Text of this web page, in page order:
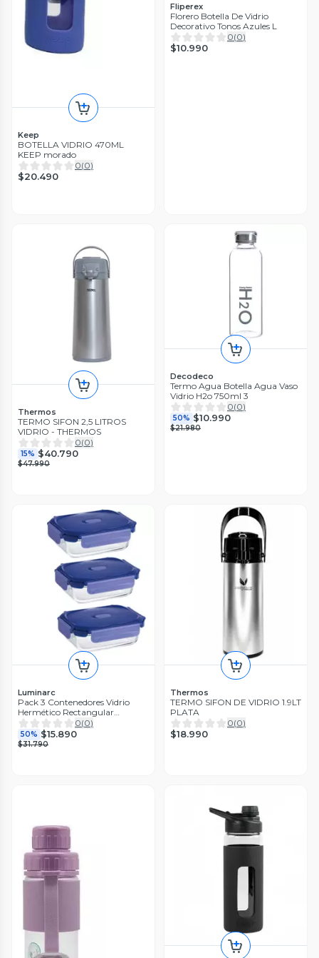
Keep
BOTELLA VIDRIO 470ML
KEEP morado
0(0)
$20.490
Fliperex
Florero Botella De Vidrio
Decorativo Tonos Azules L
0(0)
$10.990
Thermos
TERMO SIFON 2,5 LITROS
VIDRIO - THERMOS
0(0)
15% $40.790
$47.990
Decodeco
Termo Agua Botella Agua Vaso
Vidrio H2o 750ml 3
0(0)
50% $10.990
$21.980
Luminarc
Pack 3 Contenedores Vidrio
Hermético Rectangular
1040mL Luminarc
0(0)
50% $15.890
$31.790
Thermos
TERMO SIFON DE VIDRIO 1.9LT
PLATA
0(0)
$18.990